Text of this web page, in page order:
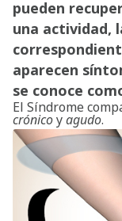
pueden
una actividad,
aparecen
se conoce
El Síndrome
crónicoyagudo.